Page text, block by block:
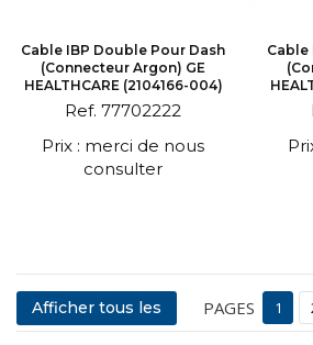
Cable IBP Double Pour Dash
(connecteur Argon) GE
HEALTHCARE (2104166-004)
Ref. 77702222
Prix : merci de nous
consulter
Cable
Afficher tous les PAGES 1